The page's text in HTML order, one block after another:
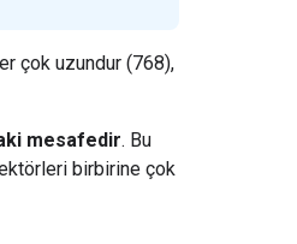
çok uzundur (768),
mesafedir. Bu
birbirine çok